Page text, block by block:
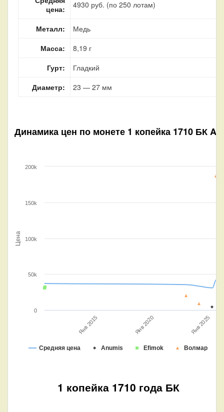
цена:
4930 руб. (по 250 лотам)
Металл:
Медь
Масса:
8,19 г
Гурт:
Гладкий
Диаметр:
23 — 27 мм
Динамика цен по монете 1 копейка 1710 БК AU
Цена
Средняя цена Anumis Efimok Волмар
Янв 2015 Янв 2020 Янв 2025
0
50k
100k
150k
200k
1 копейка 1710 года БК